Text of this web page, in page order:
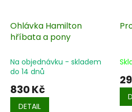
Ohlávka Hamilton
hříbata a pony
Na objednávku - skladem
do 14 dnů
830 Kč
DETAIL